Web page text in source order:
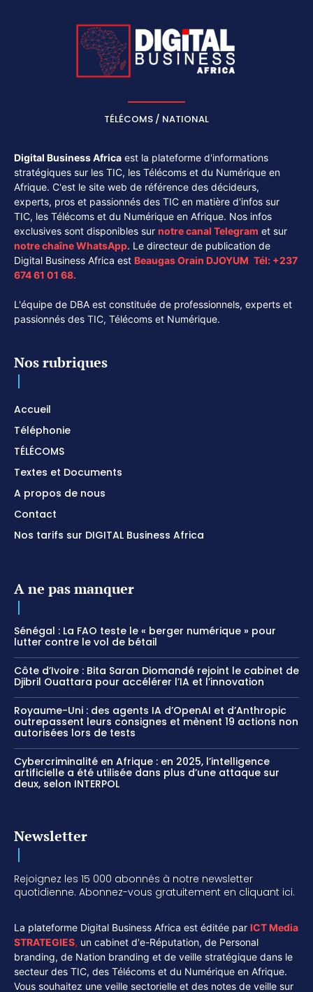
TÉLÉCOMS / NATIONAL
Digital Business Africa est la plateforme d'informations
stratégiques sur les TIC, les Télécoms et du Numérique en
Afrique. C'est le site web de référence des décideurs,
experts, pros et passionnés des TIC en matière d'infos sur
TIC, les Télécoms et du Numérique en Afrique. Nos infos
exclusives sont disponibles sur notre canal Telegram et sur
notre chaîneWhatsApp. Le directeur de publication de
Digital Business Africa est Beaugas Orain DJOYUM. Tél: +237
674 61 01 68.
L'équipe de DBA est constituée de professionnels, experts et
passionnés des TIC, Télécoms et Numérique.
Nos rubriques
Accueil
Téléphonie
TÉLÉCOMS
Textes et Documents
A propos de nous
Contact
Nos tarifs sur DIGITAL Business Africa
A ne pas manquer
Sénégal : La FAO teste le « berger numérique » pour
lutter contre le vol de bétail
Côte d’Ivoire : Bita Saran Diomandé rejoint le cabinet de
Djibril Ouattara pour accélérer l’IA et l’innovation
Royaume-Uni : des agents IA d’OpenAI et d’Anthropic
outrepassent leurs consignes et mènent 19 actions non
autorisées lors de tests
Cybercriminalité en Afrique : en 2025, l’intelligence
artificielle a été utilisée dans plus d’une attaque sur
deux, selon INTERPOL
Newsletter
Rejoignez les 15 000 abonnés à notre newsletter
quotidienne. Abonnez-vous gratuitement en cliquant ici.
La plateforme Digital Business Africa est éditée par ICT Media
STRATEGIES, un cabinet d'e-Réputation, de Personal
branding, de Nation branding et de veille stratégique dans le
secteur des TIC, des Télécoms et du Numérique en Afrique.
Vous souhaitez une veille sectorielle et des notes de veille sur